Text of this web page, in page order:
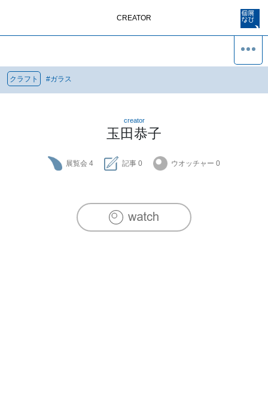
CREATOR
クラフト #ガラス
creator
玉田恭子
展覧会 4 記事 0 ウオッチャー 0